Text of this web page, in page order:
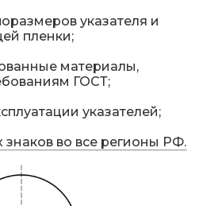
указателя и
пленки;
материалы,
ГОСТ;
указателей;
во все регионы РФ.